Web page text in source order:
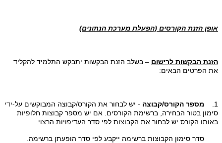
אופן הזנת הקורסים (הפעלת מערכת הנתונים)
הזנת הבקשות לרישום – בשלב הזנת הבקשות יתבקש התלמיד להקליד
את הפרטים הבאים:
1. מספר הקורס/קבוצה - יש לבחור את הקורס/קבוצה המבוקשים על-ידי
סימון בטור הבחירה, ברשימת הקורסים. אם יש מספר קבוצות חלופיות
באותו הקורס יש לבחור את הקבוצות לפי סדר העדיפויות הרצוי.
סדר סימון הקבוצות ברשימה ייקבע לפי סדר הופעתן ברשימה.